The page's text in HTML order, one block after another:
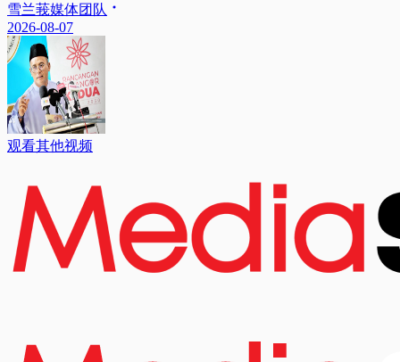
雪兰莪媒体团队
2026-08-07
观看其他视频